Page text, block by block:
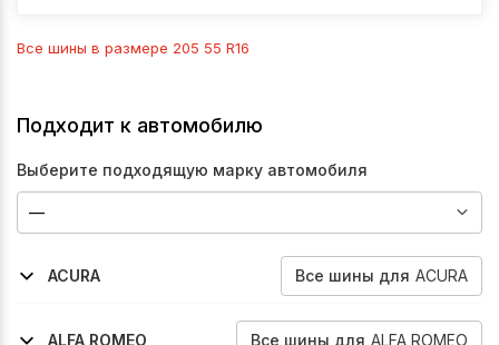
Все шины в размере 205 55 R16
Подходит к автомобилю
Выберите подходящую марку автомобиля
ACURA Все шины для ACURA
2001-2005
2005-2006
ALFA ROMEO
Все шины для ALFA ROMEO